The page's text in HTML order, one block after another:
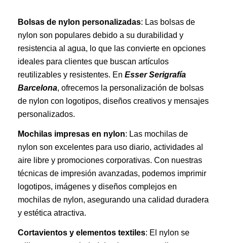
Bolsas de nylon personalizadas: Las bolsas de
nylon son populares debido a su durabilidad y
resistencia al agua, lo que las convierte en opciones
ideales para clientes que buscan artículos
reutilizables y resistentes. En Esser Serigrafía
Barcelona, ofrecemos la personalización de bolsas
de nylon con logotipos, diseños creativos y mensajes
personalizados.
Mochilas impresas en nylon: Las mochilas de
nylon son excelentes para uso diario, actividades al
aire libre y promociones corporativas. Con nuestras
técnicas de impresión avanzadas, podemos imprimir
logotipos, imágenes y diseños complejos en
mochilas de nylon, asegurando una calidad duradera
y estética atractiva.
Cortavientos y elementos textiles: El nylon se